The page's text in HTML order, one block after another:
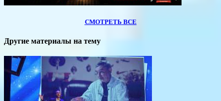
СМОТРЕТЬ ВСЕ
Другие материалы на тему